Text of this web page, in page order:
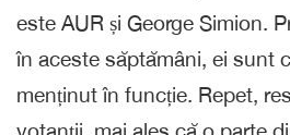
este AUR și George Simion.
în aceste săptămâni, ei sunt
menținut în funcție. Repet,